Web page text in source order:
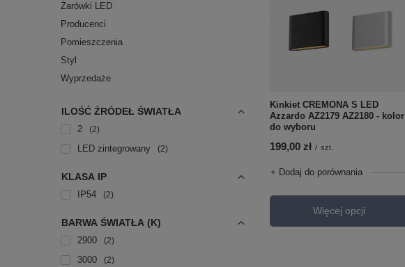
Żarówki LED
Producenci
Pomieszczenia
Styl
Wyprzedaże
ILOŚĆ ŹRÓDEŁ ŚWIATŁA
2 2
LED zintegrowany 2
KLASA IP
IP54 2
BARWA ŚWIATŁA (K)
2900 2
3000 2
Kinkiet CREMONA S LED
Azzardo AZ2179 AZ2180 - kolor
do wyboru
199,00 zł / szt.
+ Dodaj do porównania
Więcej opcji